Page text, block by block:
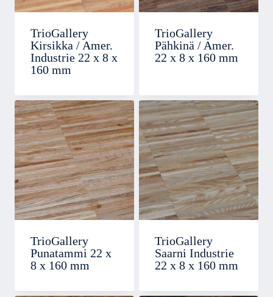
TrioGallery
Kirsikka / Amer.
Industrie 22 x 8 x
160 mm
TrioGallery
Pähkinä / Amer.
22 x 8 x 160 mm
TrioGallery
Punatammi 22 x
8 x 160 mm
TrioGallery
Saarni Industrie
22 x 8 x 160 mm